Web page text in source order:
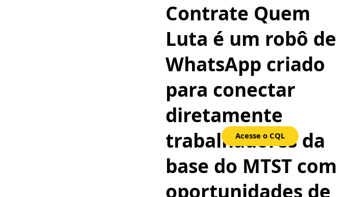
Contrate Quem
Luta é um robô de
WhatsApp criado
para conectar
diretamente
trabalhadores da
base do MTST com
oportunidades de
Acesse o CQL